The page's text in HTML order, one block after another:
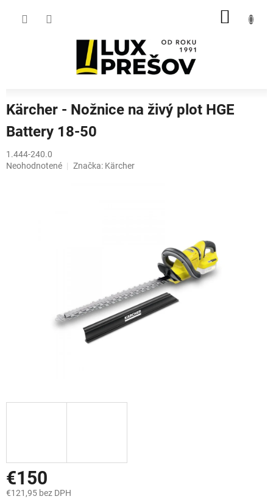
Kärcher - Nožnice na živý plot HGE
Battery 18-50
1.444-240.0
Priemerné
Neohodnotené Značka: Kärcher
€150
€121,95 bez DPH